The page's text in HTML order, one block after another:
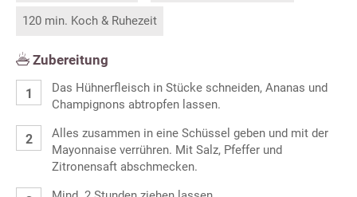
120 min. Koch & Ruhezeit
Zubereitung
Das Hühnerfleisch in Stücke schneiden, Ananas und
Champignons abtropfen lassen.
Alles zusammen in eine Schüssel geben und mit der
Mayonnaise verrühren. Mit Salz, Pfeffer und
Zitronensaft abschmecken.